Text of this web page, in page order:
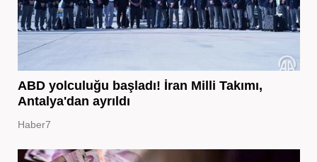
ABD yolculuğu başladı! İran Milli Takımı,
Antalya'dan ayrıldı
Haber7